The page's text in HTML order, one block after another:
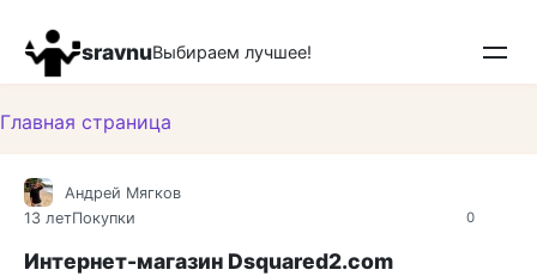
контенту
sravnuВыбираем лучшее!
Главная страница
0
Андрей Мягков
13 летПокупки
Интернет-магазин Dsquared2.com